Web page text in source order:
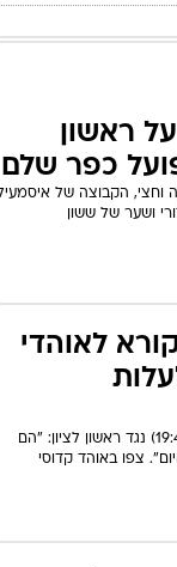
ראשון
וחצי, הקבוצה של
ושער של ששון
לאוהדי
אביחי יחיא לקראת משחק המבחן הערב (19:40) נגד ראשון לציון: "הם
צפו באוהד קדוסי